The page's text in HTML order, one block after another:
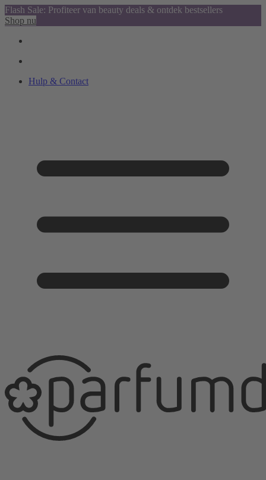
Flash Sale: Profiteer van beauty deals & ontdek bestsellers
Shop nu
Hulp & Contact